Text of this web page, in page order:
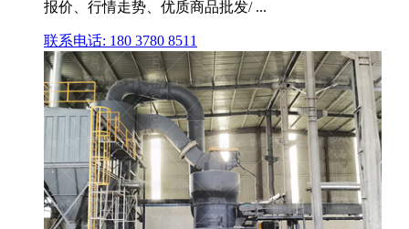
报价、行情走势、优质商品批发/ ...
联系电话: 180 3780 8511